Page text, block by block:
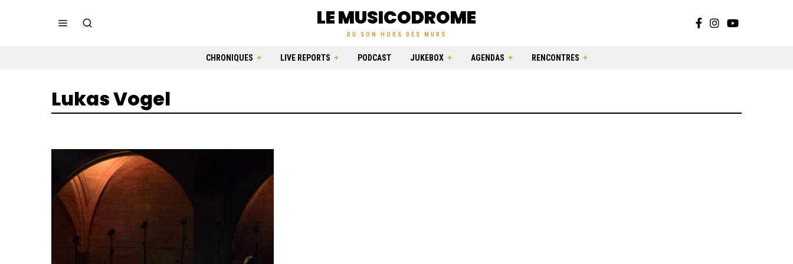
LE MUSICODROME
DU SON HORS DES MURS
CHRONIQUES LIVE REPORTS PODCAST JUKEBOX AGENDAS RENCONTRES
Lukas Vogel